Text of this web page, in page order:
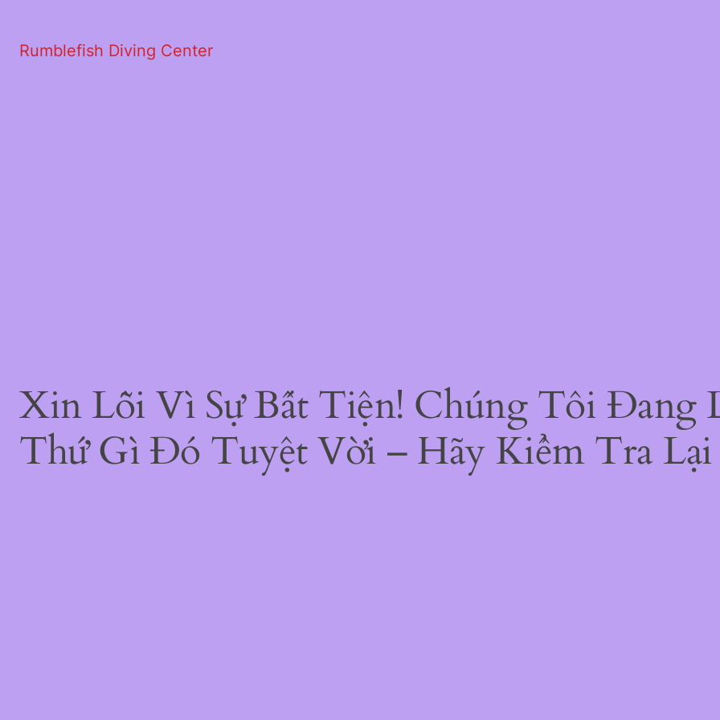
Rumblefish Diving Center
Xin Lỗi Vì Sự Bất Tiện! Chúng Tôi Đang
Thứ Gì Đó Tuyệt Vời – Hãy Kiểm Tra Lại